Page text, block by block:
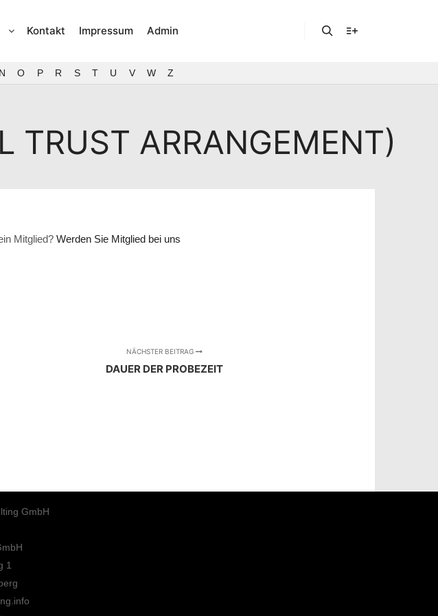
Kontakt Impressum Admin
N O P R S T U V W Z
TRUST ARRANGEMENT)
Mitglied? Werden Sie Mitglied bei uns
NÄCHSTER BEITRAG
DAUER DER PROBEZEIT
GmbH
1